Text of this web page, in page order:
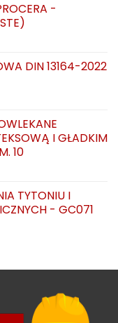
-
DIN 13164-2022
I GŁADKIM
10
TYTONIU I
- GC071